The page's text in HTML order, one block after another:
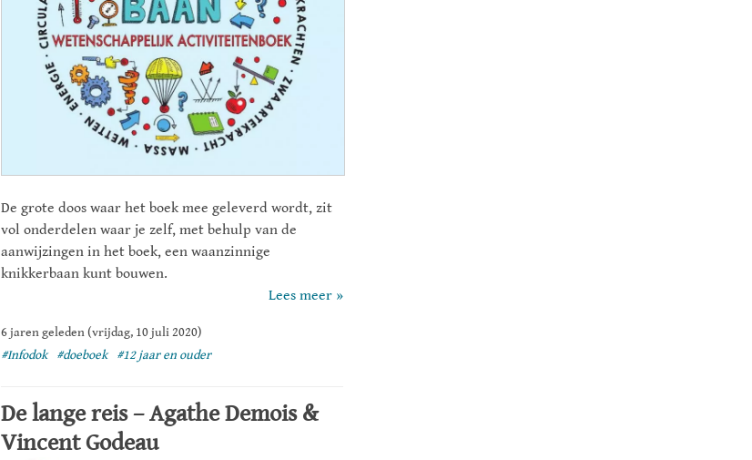
De grote doos waar het boek mee geleverd wordt, zit
vol onderdelen waar je zelf, met behulp van de
aanwijzingen in het boek, een waanzinnige
knikkerbaan kunt bouwen.
Lees meer »
6 jaren geleden (vrijdag, 10 juli 2020)
#Infodok
#doeboek #12 jaar en ouder
De lange reis – Agathe Demois &
Vincent Godeau